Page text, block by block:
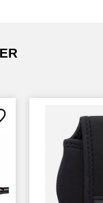
till i favoriter